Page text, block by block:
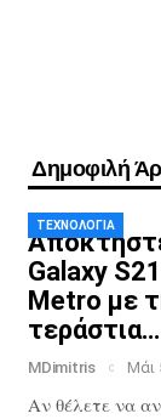
Δημοφιλή
ΤΕΧΝΟΛΟΓΊΑ
Galaxy
Metro με
τεράστια…
MDimitris Μάι
Αν θέλετε να